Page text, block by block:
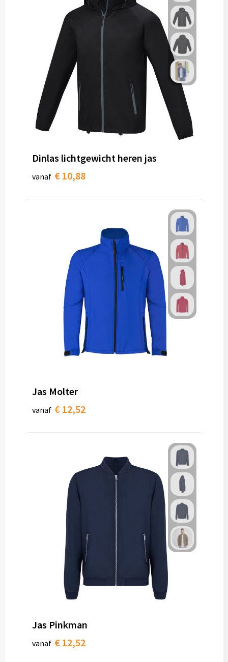
Dinlas lichtgewicht heren jas
vanaf € 10,88
Jas Molter
vanaf € 12,52
Jas Pinkman
vanaf € 12,52